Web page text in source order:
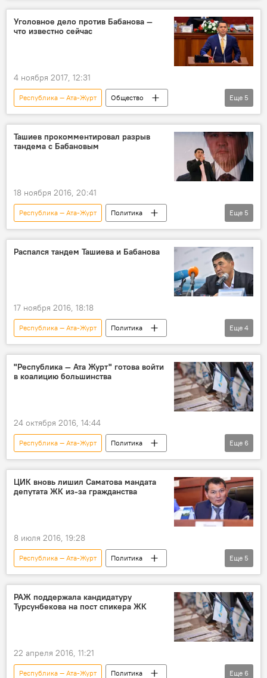
Омурбек Бабанов
заявление
Уголовное дело против Бабанова —
что известно сейчас
4 ноября 2017, 12:31
Республика — Ата-Журт
Общество
Новости
Кыргызстан
Омурбек Бабанов
Генеральная прокуратура
уголовное дело
Еще 5
Ташиев прокомментировал разрыв
тандема с Бабановым
18 ноября 2016, 20:41
Республика — Ата-Журт
Политика
Новости
Кыргызстан
Омурбек Бабанов
Еще 5
Распался тандем Ташиева и Бабанова
17 ноября 2016, 18:18
Республика — Ата-Журт
Политика
Новости
Кыргызстан
Камчыбек Ташиев
Омурбек Бабанов
Еще 4
"Республика — Ата Журт" готова войти
в коалицию большинства
24 октября 2016, 14:44
Республика — Ата-Журт
Политика
Новости
Кыргызстан
Омурбек Бабанов
Жогорку Кенеш
коалиция
Выход СДПК из коалиции парламентского большинства
Еще 6
ЦИК вновь лишил Саматова мандата
депутата ЖК из-за гражданства
8 июля 2016, 19:28
Республика — Ата-Журт
Политика
Новости
Кыргызстан
Жыргалбек Саматов
мандат
Еще 5
РАЖ поддержала кандидатуру
Турсунбекова на пост спикера ЖК
22 апреля 2016, 11:21
Республика — Ата-Журт
Политика
Еще 6